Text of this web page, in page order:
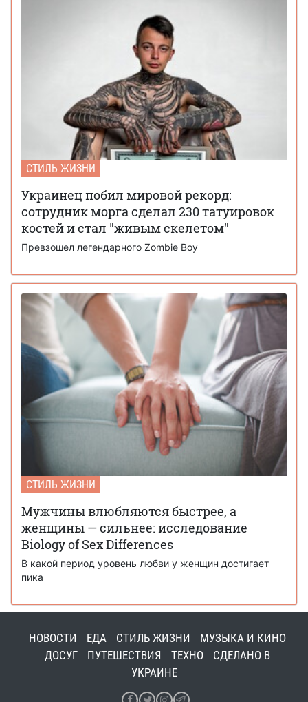
СТИЛЬ ЖИЗНИ
Украинец побил мировой рекорд:
сотрудник морга сделал 230 татуировок
костей и стал "живым скелетом"
Превзошел легендарного Zombie Boy
СТИЛЬ ЖИЗНИ
Мужчины влюбляются быстрее, а
женщины — сильнее: исследование
Biology of Sex Differences
В какой период уровень любви у женщин достигает
пика
НОВОСТИ ЕДА СТИЛЬ ЖИЗНИ
МУЗЫКА И КИНО
ДОСУГ
ПУТЕШЕСТВИЯ ТЕХНО
СДЕЛАНО В
УКРАИНЕ